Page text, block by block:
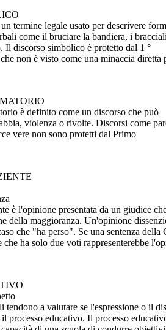
termine legale usato per descrivere
come il bruciare la bandiera, i
Il discorso simbolico è protetto dal 1 °
non è visto come una minaccia diretta
è definito come un discorso che può
violenza o rivolte. Discorsi come
vere non sono protetti dal Primo
è l'opinione presentata da un giudice
della maggioranza. Un'opinione
che "ha perso". Se una sentenza della
che ha solo due voti rappresenterebbe
tendono a valutare se l'espressione o il
processo educativo. Il processo